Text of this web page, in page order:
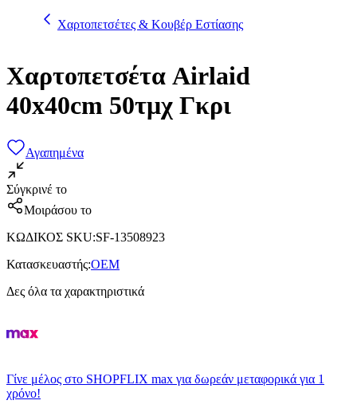
Χαρτοπετσέτες & Κουβέρ Εστίασης
Χαρτοπετσέτα Airlaid
40x40cm 50τμχ Γκρι
Αγαπημένα
Σύγκρινέ το
Μοιράσου το
ΚΩΔΙΚΟΣ SKU:SF-13508923
Κατασκευαστής:OEM
Δες όλα τα χαρακτηριστικά
Γίνε μέλος στο SHOPFLIX max για δωρεάν μεταφορικά για 1
χρόνο!